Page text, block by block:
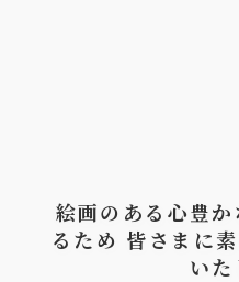
絵画のある心豊
るため 皆さまに
い